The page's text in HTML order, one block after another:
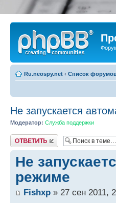
Ru.neospy.net ‹ Список
Не запускается
Модератор: Служба поддержки
Ответить
Не
режиме
Fishxp » 27 сен 2011,